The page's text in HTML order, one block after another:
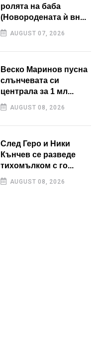
ролята на баба
(Новородената ѝ вн...
AUGUST 07, 2026
Веско Маринов пусна
слънчевата си
централа за 1 мл...
AUGUST 08, 2026
След Геро и Ники
Кънчев се разведе
тихомълком с го...
AUGUST 08, 2026